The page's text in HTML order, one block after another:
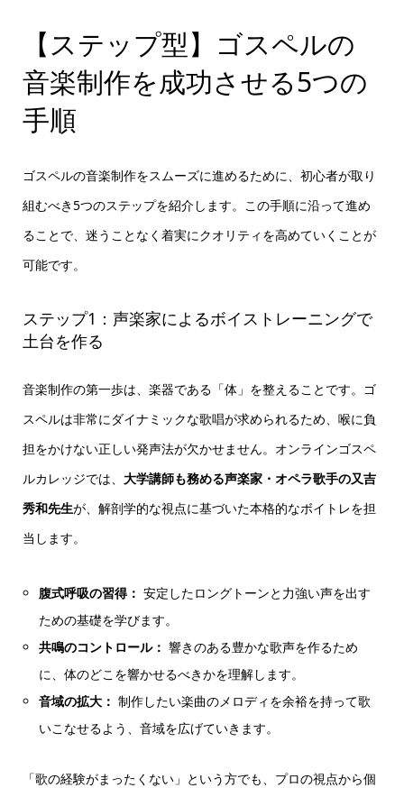
【ステップ型】ゴスペルの
音楽制作を成功させる5つの
手順
ゴスペルの音楽制作をスムーズに進めるために、初心者が取り
組むべき5つのステップを紹介します。この手順に沿って進め
ることで、迷うことなく着実にクオリティを高めていくことが
可能です。
ステップ1：声楽家によるボイストレーニングで
土台を作る
音楽制作の第一歩は、楽器である「体」を整えることです。ゴ
スペルは非常にダイナミックな歌唱が求められるため、喉に負
担をかけない正しい発声法が欠かせません。オンラインゴスペ
ルカレッジでは、 大学講師も務める声楽家・オペラ歌手の又吉
秀和先生が、解剖学的な視点に基づいた本格的なボイトレを担
当します。
腹式呼吸の習得： 安定したロングトーンと力強い声を出す
ための基礎を学びます。
共鳴のコントロール： 響きのある豊かな歌声を作るため
に、体のどこを響かせるべきかを理解します。
音域の拡大： 制作したい楽曲のメロディを余裕を持って歌
いこなせるよう、音域を広げていきます。
「歌の経験がまったくない」という方でも、プロの視点から個